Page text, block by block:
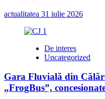
actualitatea 31 iulie 2026
De interes
Uncategorized
Gara Fluvială din
„FrogBus”,